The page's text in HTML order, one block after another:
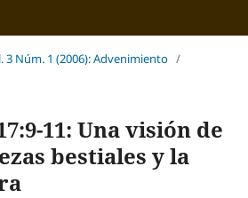
3 Núm. 1 (2006): Advenimiento /
11: Una visión de
bestiales y la